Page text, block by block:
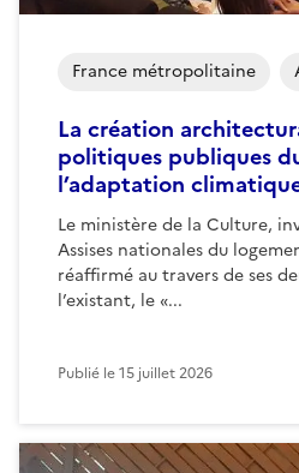
La création
politiques publiques
l’adaptation
Le ministère de la Culture,
Assises nationales du
réaffirmé au travers de ses
l’existant, le «...
France métropolitaine
Publié le15 juillet 2026